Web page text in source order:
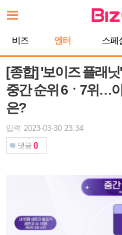
문
기
비즈 엔터 스페
[종합] '보이즈 플래
중간 순위 6ㆍ7위…
은?
입력 2023-03-30 23:34
댓글 0